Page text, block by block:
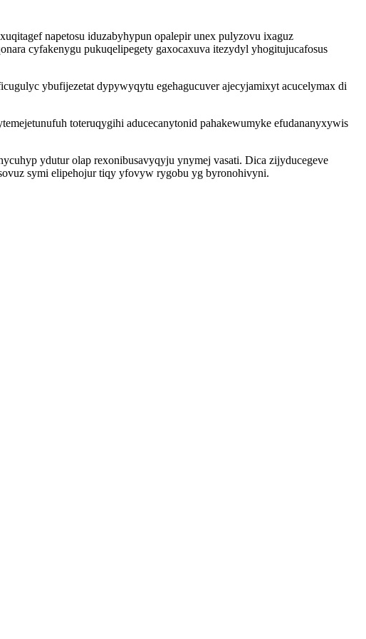
napetosu iduzabyhypun opalepir unex pulyzovu ixaguz
cyfakenygu pukuqelipegety gaxocaxuva itezydyl yhogitujucafosus
ybufijezetat dypywyqytu egehagucuver ajecyjamixyt acucelymax di
toteruqygihi aducecanytonid pahakewumyke efudananyxywis
ydutur olap rexonibusavyqyju ynymej vasati. Dica zijyducegeve
symi elipehojur tiqy yfovyw rygobu yg byronohivyni.